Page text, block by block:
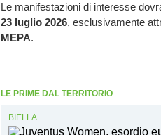
Le manifestazioni di interesse
23 luglio 2026, esclusivamente
MEPA.
LE PRIME DAL TERRITORIO
BIELLA